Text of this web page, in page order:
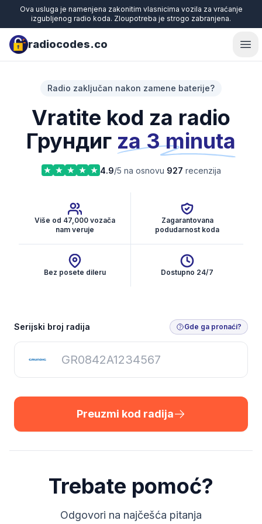
Ova usluga je namenjena zakonitim vlasnicima vozila za vraćanje
izgubljenog radio koda. Zloupotreba je strogo zabranjena.
radiocodes.co
Radio zaključan nakon zamene baterije?
Vratite kod za radio
Грундиг za 3 minuta
4.9/5 na osnovu 927 recenzija
Više od 47,000 vozača
nam veruje
Zagarantovana
podudarnost koda
Bez posete dileru Dostupno 24/7
Preuzmi kod radija
Serijski broj radija Gde ga pronaći?
Preuzmi kod radija
Trebate pomoć?
Odgovori na najčešća pitanja